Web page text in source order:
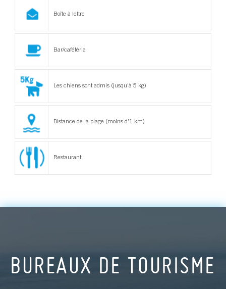
Boîte à lettre
Bar/cafétéria
Les chiens sont admis (jusqu'à 5 kg)
Distance de la plage (moins d'1 km)
Restaurant
BUREAUX DE TOURISME